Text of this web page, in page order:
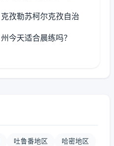
克孜勒苏柯尔克孜自治
州今天适合晨练吗？
吐鲁番地区 哈密地区